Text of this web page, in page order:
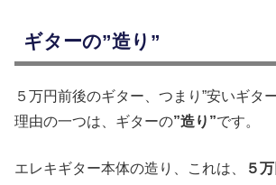
ギターの”造り”
５万円前後のギター、つまり”安いギタ
理由の一つは、ギターの”造り”です。
エレキギター本体の造り、これは、
５